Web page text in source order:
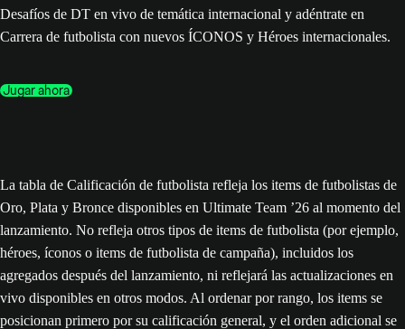
Desafíos de DT en vivo de temática internacional y adéntrate en
Carrera de futbolista con nuevos ÍCONOS y Héroes internacionales.
Jugar ahora
La tabla de Calificación de futbolista refleja los items de futbolistas de
Oro, Plata y Bronce disponibles en Ultimate Team ’26 al momento del
lanzamiento. No refleja otros tipos de items de futbolista (por ejemplo,
héroes, íconos o items de futbolista de campaña), incluidos los
agregados después del lanzamiento, ni reflejará las actualizaciones en
vivo disponibles en otros modos. Al ordenar por rango, los items se
posicionan primero por su calificación general, y el orden adicional se